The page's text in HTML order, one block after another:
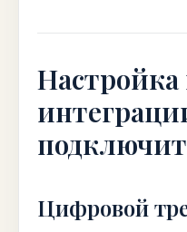
Настройка
Цифровой